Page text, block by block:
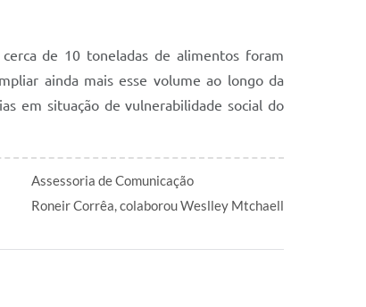
de 10 toneladas de alimentos foram
ainda mais esse volume ao longo da
em situação de vulnerabilidade social do
Assessoria de Comunicação
Roneir Corrêa, colaborou Weslley Mtchaell